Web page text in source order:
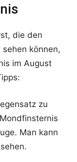
die den
können,
im August
zu
Man kann